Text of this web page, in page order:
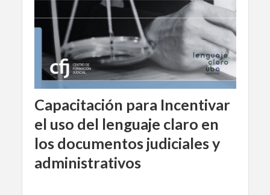
Capacitación para Incentivar
el uso del lenguaje claro en
los documentos judiciales y
administrativos